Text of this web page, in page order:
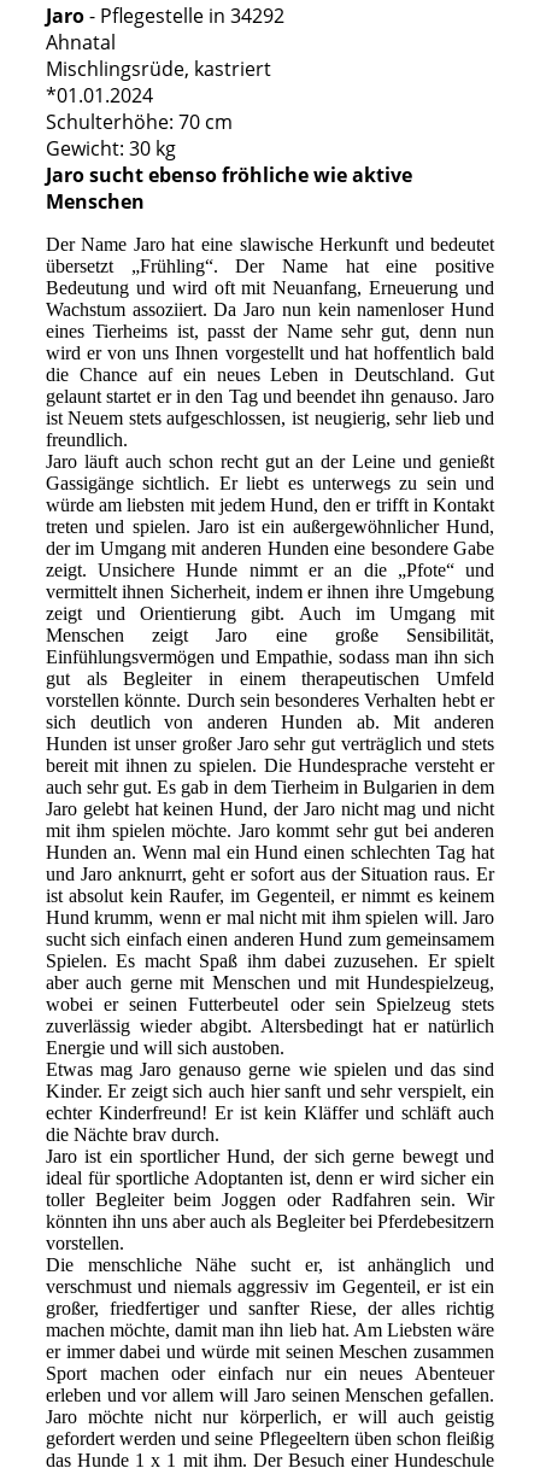
Jaro- Pflegestelle in 34292
Ahnatal
Mischlingsrüde, kastriert
*01.01.2024
Schulterhöhe: 70 cm
Gewicht: 30 kg
Jaro sucht ebenso fröhliche wie aktive
Menschen
Der Name Jaro hat eine slawische Herkunft und bedeutet
übersetzt „Frühling“. Der Name hat eine positive
Bedeutung und wird oft mit Neuanfang, Erneuerung und
Wachstum assoziiert. Da Jaro nun kein namenloser Hund
eines Tierheims ist, passt der Name sehr gut, denn nun
wird er von uns Ihnen vorgestellt und hat hoffentlich bald
die Chance auf ein neues Leben in Deutschland. Gut
gelaunt startet er in den Tag und beendet ihn genauso. Jaro
ist Neuem stets aufgeschlossen, ist neugierig, sehr lieb und
freundlich.
Jaro läuft auch schon recht gut an der Leine und genießt
Gassigänge sichtlich. Er liebt es unterwegs zu sein und
würde am liebsten mit jedem Hund, den er trifft in Kontakt
treten und spielen. Jaro ist ein außergewöhnlicher Hund,
der im Umgang mit anderen Hunden eine besondere Gabe
zeigt. Unsichere Hunde nimmt er an die „Pfote“ und
vermittelt ihnen Sicherheit, indem er ihnen ihre Umgebung
zeigt und Orientierung gibt. Auch im Umgang mit
Menschen zeigt Jaro eine große Sensibilität,
Einfühlungsvermögen und Empathie, sodass man ihn sich
gut als Begleiter in einem therapeutischen Umfeld
vorstellen könnte. Durch sein besonderes Verhalten hebt er
sich deutlich von anderen Hunden ab. Mit anderen
Hunden ist unser großer Jaro sehr gut verträglich und stets
bereit mit ihnen zu spielen. Die Hundesprache versteht er
auch sehr gut. Es gab in dem Tierheim in Bulgarien in dem
Jaro gelebt hat keinen Hund, der Jaro nicht mag und nicht
mit ihm spielen möchte. Jaro kommt sehr gut bei anderen
Hunden an. Wenn mal ein Hund einen schlechten Tag hat
und Jaro anknurrt, geht er sofort aus der Situation raus. Er
ist absolut kein Raufer, im Gegenteil, er nimmt es keinem
Hund krumm, wenn er mal nicht mit ihm spielen will. Jaro
sucht sich einfach einen anderen Hund zum gemeinsamem
Spielen. Es macht Spaß ihm dabei zuzusehen. Er spielt
aber auch gerne mit Menschen und mit Hundespielzeug,
wobei er seinen Futterbeutel oder sein Spielzeug stets
zuverlässig wieder abgibt. Altersbedingt hat er natürlich
Energie und will sich austoben.
Etwas mag Jaro genauso gerne wie spielen und das sind
Kinder. Er zeigt sich auch hier sanft und sehr verspielt, ein
echter Kinderfreund! Er ist kein Kläffer und schläft auch
die Nächte brav durch.
Jaro ist ein sportlicher Hund, der sich gerne bewegt und
ideal für sportliche Adoptanten ist, denn er wird sicher ein
toller Begleiter beim Joggen oder Radfahren sein. Wir
könnten ihn uns aber auch als Begleiter bei Pferdebesitzern
vorstellen.
Die menschliche Nähe sucht er, ist anhänglich und
verschmust und niemals aggressiv im Gegenteil, er ist ein
großer, friedfertiger und sanfter Riese, der alles richtig
machen möchte, damit man ihn lieb hat. Am Liebsten wäre
er immer dabei und würde mit seinen Meschen zusammen
Sport machen oder einfach nur ein neues Abenteuer
erleben und vor allem will Jaro seinen Menschen gefallen.
Jaro möchte nicht nur körperlich, er will auch geistig
gefordert werden und seine Pflegeeltern üben schon fleißig
das Hunde 1 x 1 mit ihm. Der Besuch einer Hundeschule